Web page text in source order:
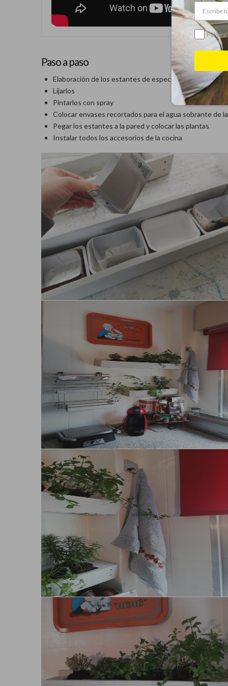
Paso a paso
Elaboración de los estantes de especias
Lijarlos
Pintarlos con spray
Colocar envases recortados para el agua sobrante de
Pegar los estantes a la pared y colocar las plantas
Instalar todos los accesorios de la cocina
Política